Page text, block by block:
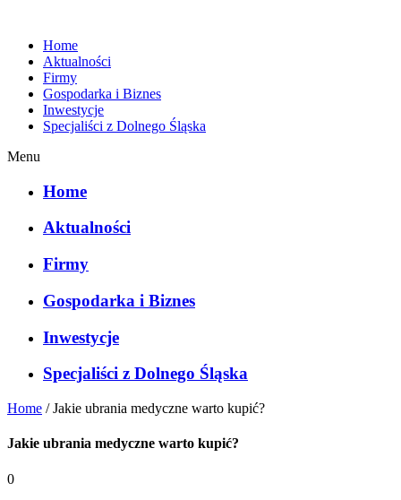
Home
Aktualności
Firmy
Gospodarka i Biznes
Inwestycje
Specjaliści z Dolnego Śląska
Menu
Home
Aktualności
Firmy
Gospodarka i Biznes
Inwestycje
Specjaliści z Dolnego Śląska
Home /Jakie ubrania medyczne warto kupić?
Jakie ubrania medyczne warto kupić?
0